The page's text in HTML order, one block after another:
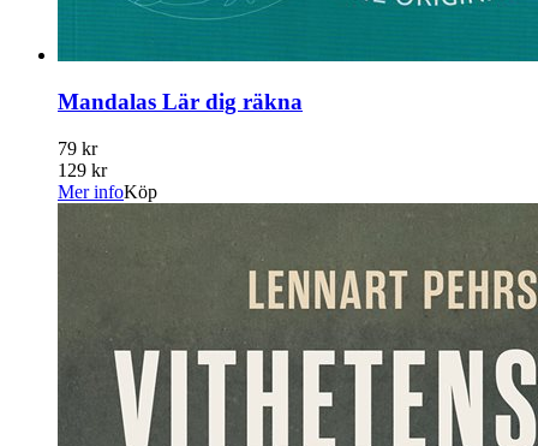
Mandalas Lär dig räkna
79 kr
129 kr
Mer infoKöp